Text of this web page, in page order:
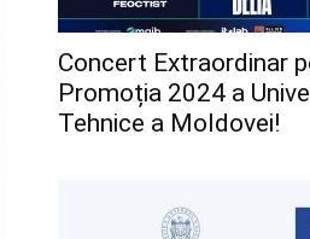
Concert Extraordinar
Promoția 2024 a
Tehnice a Moldovei!